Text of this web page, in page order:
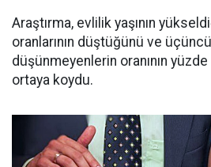
Araştırma, evlilik yaşının
oranlarının düştüğünü ve
düşünmeyenlerin oranının yüzde
ortaya koydu.